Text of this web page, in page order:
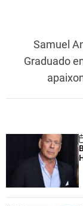
Samuel
Graduado